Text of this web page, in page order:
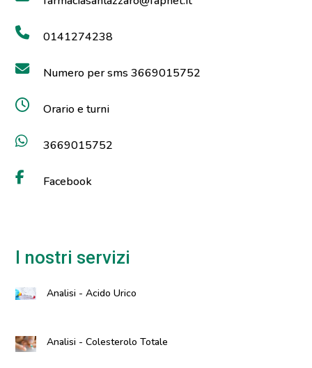
0141274238
Numero per sms 3669015752
Orario e turni
3669015752
Facebook
I nostri servizi
Analisi - Acido Urico
Analisi - Colesterolo Totale